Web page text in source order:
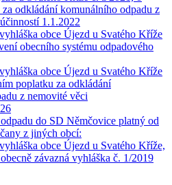
odkládání komunálního odpadu z
1.1.2022
obce Újezd u Svatého Kříže
obecního systému odpadového
obce Újezd u Svatého Kříže
poplatku za odkládání
z nemovité věci
do SD Němčovice platný od
z jiných obcí:
obce Újezd u Svatého Kříže,
závazná vyhláška č. 1/2019